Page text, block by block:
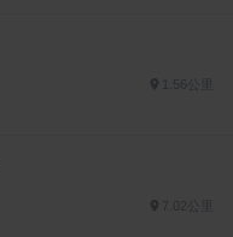
1.56公里